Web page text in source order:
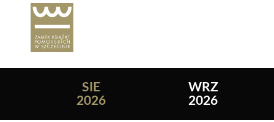
Lista wydarzeń:
SIE
2026
WRZ
2026